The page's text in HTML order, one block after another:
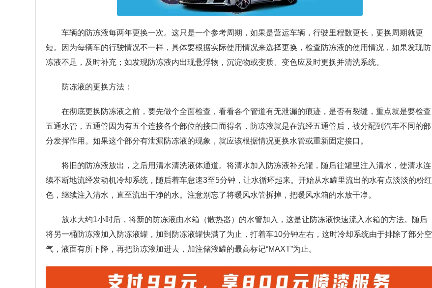
车辆的防冻液每两年更换一次。这只是一个参考周期，如果是营运车辆，行驶里程数更长，更换周期就更
短。因为每辆车的行驶情况不一样，具体要根据实际使用情况来选择更换，检查防冻液的使用情况，如果发现防
冻液不足，及时补充；如发现防冻液内出现悬浮物，沉淀物或变质、变色应及时更换并清洗系统。
防冻液的更换方法：
在彻底更换防冻液之前，要先做个全面检查，看看各个管道有无泄漏的痕迹，是否有裂缝，重点就是要检查
五通水管，五通管因为有五个连接各个部位的接口而得名，防冻液就是在流经五通管后，被分配到汽车不同的部
分发挥作用。如果这个部分有泄漏防冻液的现象，就应该根据情况更换水管或重新固定接口。
将旧的防冻液放出，之后用清水清洗液体通道。将清水加入防冻液补充罐，随后往罐里注入清水，使清水连
续不断地流经发动机冷却系统，随后着车怠速3至5分钟，让水循环起来。开始从水罐里流出的水有点淡淡的粉红
色，继续注入清水，直至流出干净的水。注意别忘了将暖风水管拆掉，把暖风水箱的水放干净。
放水大约1小时后，将新的防冻液由水箱（散热器）的水管加入，这是让防冻液快速流入水箱的方法。随后
将另一桶防冻液加入防冻液罐，加到防冻液罐快满了为止，打着车10分钟左右，这时冷却系统由于排除了部分空
气，液面有所下降，再把防冻液加进去，加注储液罐的最高标记“MAXT”为止。